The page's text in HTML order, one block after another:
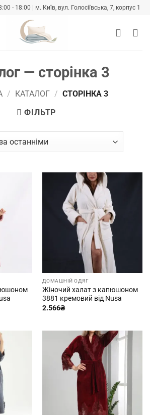
- 18:00 | м. Київ, вул. Голосіївська, 7, корпус 1
— сторінка 3
/ КАТАЛОГ / СТОРІНКА 3
ФІЛЬТР
ДОМАШНІЙ ОДЯГ
Жіночий халат з капюшоном
3881 кремовий від Nusa
2.566₴